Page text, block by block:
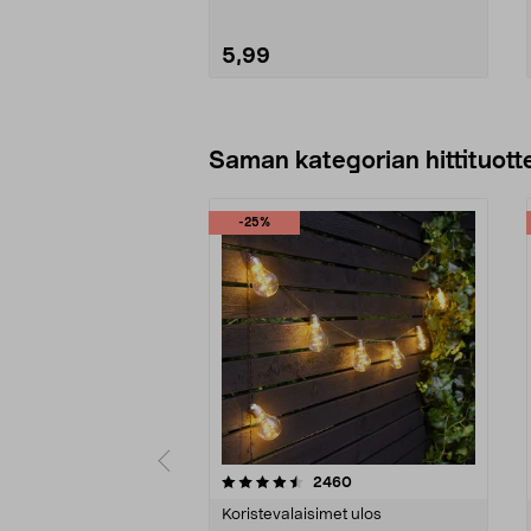
5,99
Saman kategorian
-25%
2460arvostelut
Koristevalaisimet ulos
4.5 viidestä